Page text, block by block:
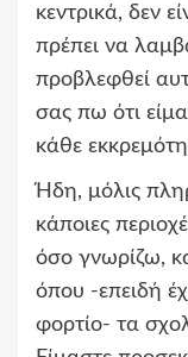
κεντρικά, δεν
πρέπει να
προβλεφθεί
σας πω ότι
κάθε
Ήδη, μόλις
κάποιες
όσο γνωρίζω,
όπου -επειδή
φορτίο- τα